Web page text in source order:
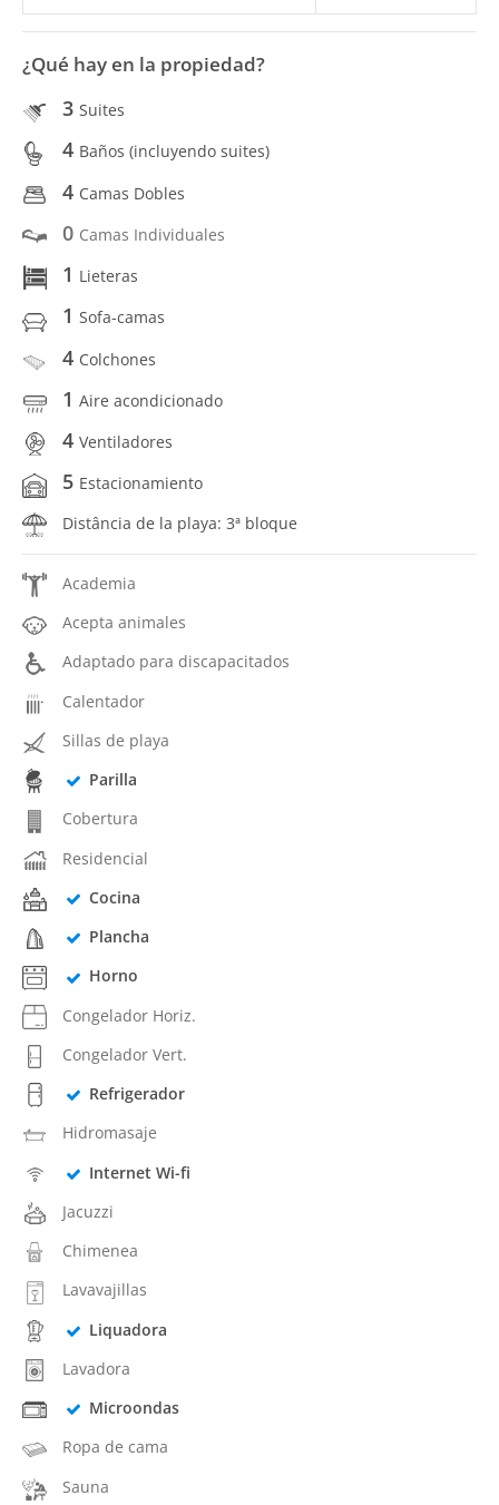
¿Qué hay en la propiedad?
3 Suites
4 Baños (incluyendo suites)
4 Camas Dobles
0 Camas Individuales
1 Lieteras
1 Sofa-camas
4 Colchones
1 Aire acondicionado
4 Ventiladores
5 Estacionamiento
Distância de la playa: 3ª bloque
Academia
Acepta animales
Adaptado para discapacitados
Calentador
Sillas de playa
Parilla
Cobertura
Residencial
Cocina
Plancha
Horno
Congelador Horiz.
Congelador Vert.
Refrigerador
Hidromasaje
Internet Wi-fi
Jacuzzi
Chimenea
Lavavajillas
Liquadora
Lavadora
Microondas
Ropa de cama
Sauna